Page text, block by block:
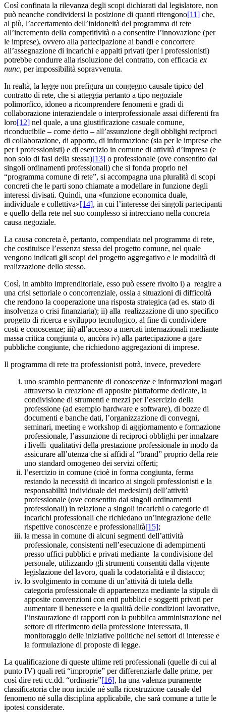
Così confinata la rilevanza degli scopi dichiarati dal legislatore, non
può neanche condividersi la posizione di quanti ritengono[11] che,
al più, l’accertamento dell’inidoneità del programma di rete
all’incremento della competitività o a consentire l’innovazione (per
le imprese), ovvero alla partecipazione ai bandi e concorrere
all’assegnazione di incarichi e appalti privati (per i professionisti)
potrebbe condurre alla risoluzione del contratto, con efficacia ex
nunc, per impossibilità sopravvenuta.
In realtà, la legge non prefigura un congegno causale tipico del
contratto di rete, che si atteggia pertanto a tipo negoziale
polimorfico, idoneo a ricomprendere fenomeni e gradi di
collaborazione interaziendale o interprofessionale assai differenti fra
loro[12] nel quale, a una giustificazione casuale comune,
riconducibile – come detto – all’assunzione degli obblighi reciproci
di collaborazione, di apporto, di informazione (sia per le imprese che
per i professionisti) e di esercizio in comune di attività d’impresa (e
non solo di fasi della stessa)[13] o professionale (ove consentito dai
singoli ordinamenti professionali) che si fonda proprio nel
“programma comune di rete”, si accompagna una pluralità di scopi
concreti che le parti sono chiamate a modellare in funzione degli
interessi divisati. Quindi, una «funzione economica duale,
individuale e collettiva»[14], in cui l’interesse dei singoli partecipanti
e quello della rete nel suo complesso si intrecciano nella concreta
causa negoziale.
La causa concreta è, pertanto, compendiata nel programma di rete,
che costituisce l’essenza stessa del progetto comune, nel quale
vengono indicati gli scopi del progetto aggregativo e le modalità di
realizzazione dello stesso.
Così, in ambito imprenditoriale, esso può essere rivolto i) a reagire a
una crisi settoriale o concorrenziale, ossia a situazioni di difficoltà
che rendono la cooperazione una risposta strategica (ad es. stato di
insolvenza o crisi finanziaria); ii) alla realizzazione di uno specifico
progetto di ricerca e sviluppo tecnologico, al fine di condividere
costi e conoscenze; iii) all’accesso a mercati internazionali mediante
massa critica congiunta o, ancòra iv) alla partecipazione a gare
pubbliche congiunte, che richiedono aggregazioni di imprese.
Il programma di rete tra professionisti potrà, invece, prevedere
uno scambio permanente di conoscenze e informazioni magari
attraverso la creazione di apposite piattaforme dedicate, la
condivisione di strumenti e mezzi per l’esercizio della
professione (ad esempio hardware e software), di bozze di
documenti e banche dati, l’organizzazione di convegni,
seminari, meeting e workshop di aggiornamento e formazione
professionale, l’assunzione di reciproci obblighi per innalzare
i livelli qualitativi della prestazione professionale in modo da
assicurare all’utenza che si affidi al “brand” proprio della rete
uno standard omogeneo dei servizi offerti;
l’esercizio in comune (cioè in forma congiunta, ferma
restando la necessità di incarico ai singoli professionisti e la
responsabilità individuale dei medesimi) dell’attività
professionale (ove consentito dai singoli ordinamenti
professionali) in relazione a singoli incarichi o categorie di
incarichi professionali che richiedano un’integrazione delle
rispettive conoscenze e professionalità[15];
la messa in comune di alcuni segmenti dell’attività
professionale, consistenti nell’esecuzione di adempimenti
presso uffici pubblici e privati mediante la condivisione del
personale, utilizzando gli strumenti consentiti dalla vigente
legislazione del lavoro, quali la codatorialità e il distacco;
lo svolgimento in comune di un’attività di tutela della
categoria professionale di appartenenza mediante la stipula di
apposite convenzioni con enti pubblici e soggetti privati per
aumentare il benessere e la qualità delle condizioni lavorative,
l’instaurazione di rapporti con la pubblica amministrazione nel
settore di riferimento della professione interessata, il
monitoraggio delle iniziative politiche nei settori di interesse e
la formulazione di proposte di legge.
La qualificazione di queste ultime reti professionali (quelle di cui al
punto IV) quali reti “improprie” per differenziarle dalle prime, per
così dire reti cc.dd. “ordinarie”[16], ha una valenza puramente
classificatoria che non incide né sulla ricostruzione causale del
fenomeno né sulla disciplina applicabile, che sarà comune a tutte le
ipotesi considerate.